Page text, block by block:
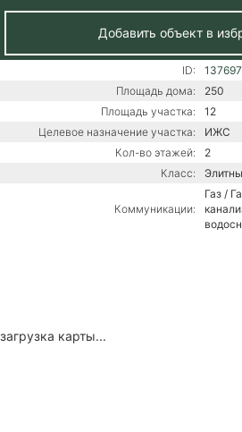
Добавить объект в
ID:
Площадь дома:
250
Площадь участка:
12
Целевое назначение участка:
ИЖС
Кол-во этажей:
2
Класс:
Коммуникации:
Газ /
загрузка карты...